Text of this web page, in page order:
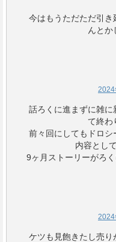
今はもうただただ引
んとか
2024
話ろくに進まずに雑に
て終わ
前々回にしてもドロ
内容とし
9ヶ月ストーリーがろ
2024
ケツも見飽きたし売